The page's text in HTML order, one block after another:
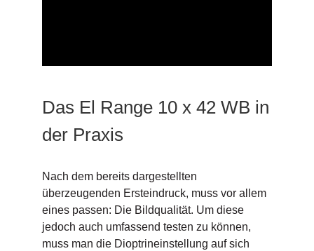
Das El Range 10 x 42 WB in
der Praxis
Nach dem bereits dargestellten
überzeugenden Ersteindruck, muss vor allem
eines passen: Die Bildqualität. Um diese
jedoch auch umfassend testen zu können,
muss man die Dioptrineinstellung auf sich